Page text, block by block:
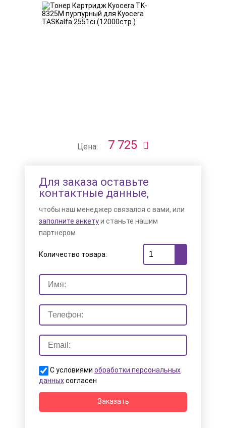
Цена: 7 725
Для заказа оставьте
контактные данные,
чтобы наш менеджер связался с вами, или
заполните анкетуи станьте нашим
партнером
Количество товара:
С условиями обработки персональных
данныхсогласен
Заказать